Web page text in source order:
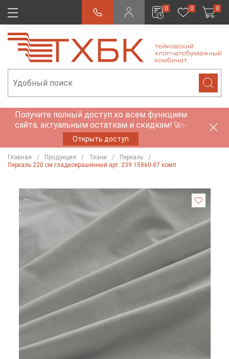
0 0 0
Получите полный доступ ко всем функциям
сайта, актуальным остаткам и скидкам! 🚀✨
Открыть доступ
Главная Продукция Ткани
Перкаль
Перкаль 220 см гладкокрашенный арт. 239 15860-87 комп